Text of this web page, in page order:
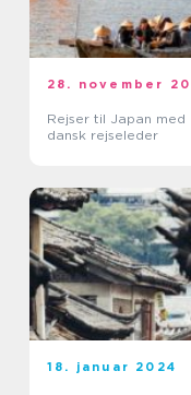
28. november
Rejser til Japan med
dansk rejseleder
18. januar 2024